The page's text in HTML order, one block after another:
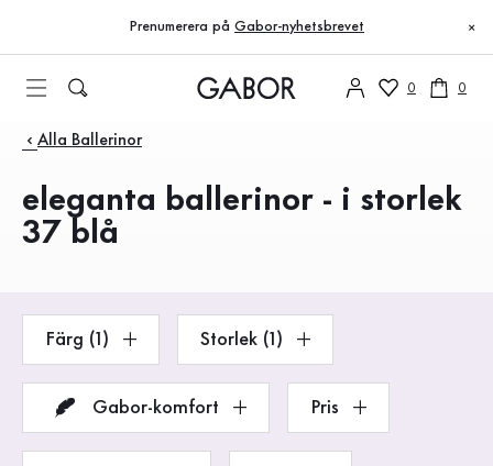
Till innehållsförteckning
Till huvudnavigation
Prenumerera på Gabor-nyhetsbrevet ×
0 0
Produkter
Alla Ballerinor
eleganta ballerinor - i storlek
37 blå
Färg (1) Storlek (1)
Gabor-komfort Pris